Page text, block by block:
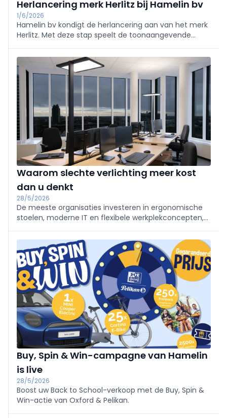
Herlancering merk Herlitz bij Hamelin bv
1/6/2026
Hamelin bv kondigt de herlancering aan van het merk
Herlitz. Met deze stap speelt de toonaangevende
schoolbenodigdheden in op veranderende
marktbehoeften.
Waarom slechte verlichting meer kost
dan u denkt
28/5/2026
De meeste organisaties investeren in ergonomische
stoelen, moderne IT en flexibele werkplekconcepten,
prestatiefactoren in de ruimte over het hoofd:
verlichting.
Buy, Spin & Win-campagne van Hamelin
is live
28/5/2026
Boost uw Back to School-verkoop met de Buy, Spin &
Win-actie van Oxford & Pelikan.